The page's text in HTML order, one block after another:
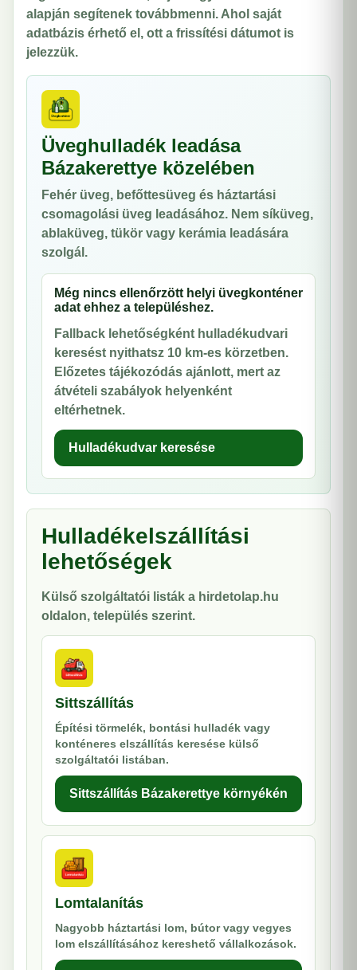
alapján segítenek továbbmenni. Ahol saját
adatbázis érhető el, ott a frissítési dátumot is
jelezzük.
Üveghulladék leadása
Bázakerettye közelében
Fehér üveg, befőttesüveg és háztartási
csomagolási üveg leadásához. Nem síküveg,
ablaküveg, tükör vagy kerámia leadására
szolgál.
Még nincs ellenőrzött helyi üvegkonténer
adat ehhez a településhez.
Fallback lehetőségként hulladékudvari
keresést nyithatsz 10 km-es körzetben.
Előzetes tájékozódás ajánlott, mert az
átvételi szabályok helyenként
eltérhetnek.
Hulladékudvar keresése
Hulladékelszállítási
lehetőségek
Külső szolgáltatói listák a hirdetolap.hu
oldalon, település szerint.
Sittszállítás
Építési törmelék, bontási hulladék vagy
konténeres elszállítás keresése külső
szolgáltatói listában.
Sittszállítás Bázakerettye környékén
Lomtalanítás
Nagyobb háztartási lom, bútor vagy vegyes
lom elszállításához kereshető vállalkozások.